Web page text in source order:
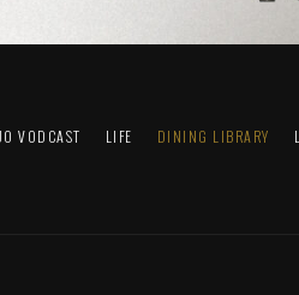
VODCAST LIFE DINING LIBRARY